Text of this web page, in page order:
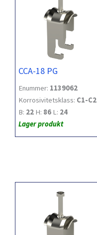
CCA-18 PG
Enummer: 1139062
Korrosivitetsklass: C1-C2
B: 22 H: 86 L: 24
Lager produkt